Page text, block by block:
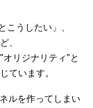
うしたい」、
、
リジナリティ"と
ています。
ルを作ってしまい